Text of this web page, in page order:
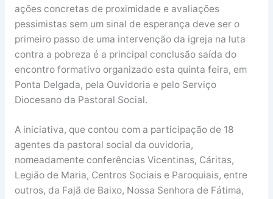
ações concretas de proximidade e avaliações
pessimistas sem um sinal de esperança deve ser o
primeiro passo de uma intervenção da igreja na luta
contra a pobreza é a principal conclusão saída do
encontro formativo organizado esta quinta feira, em
Ponta Delgada, pela Ouvidoria e pelo Serviço
Diocesano da Pastoral Social.
A iniciativa, que contou com a participação de 18
agentes da pastoral social da ouvidoria,
nomeadamente conferências Vicentinas, Cáritas,
Legião de Maria, Centros Sociais e Paroquiais, entre
outros, da Fajã de Baixo, Nossa Senhora de Fátima,